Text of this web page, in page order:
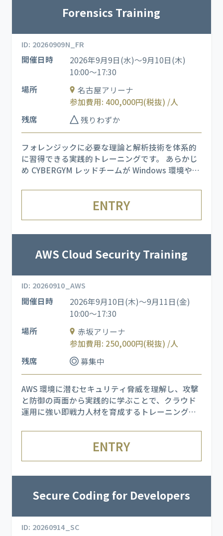
Forensics Training
ID: 20260909N_FR
開催日時
2026年9月9日(水)～9月10日(木)
10:00～17:30
場所
名古屋アリーナ
参加費用: 400,000円(税抜) /人
残席
残りわずか
フォレンジックに必要な理論と解析技術を体系的
に習得できる実践的トレーニングです。 あらかじ
め CYBERGYM レッドチームが Windows 環境や
やネットワークデータを用い、実際に発生した痕
跡を詳細に解析します。 また、実社会で被害を引
ENTRY
AWS Cloud Security Training
ID: 20260910_AWS
開催日時
2026年9月10日(木)～9月11日(金)
10:00～17:30
場所
赤坂アリーナ
参加費用: 250,000円(税抜) /人
残席
募集中
AWS 環境に潜むセキュリティ脅威を理解し、攻撃
と防御の両面から実践的に学ぶことで、クラウド
運用に強い即戦力人材を育成するトレーニングで
フレームワークの活用、Wireshark を用いた侵入
分析、実際のインシデント事例研究を組み合わせ
ENTRY
Secure Coding for Developers
ID: 20260914_SC